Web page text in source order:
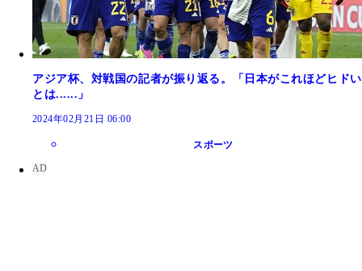
アジア杯、対戦国の記者が振り返る。「日本がこれほどヒドい
とは......」
2024年02月21日 06:00
スポーツ